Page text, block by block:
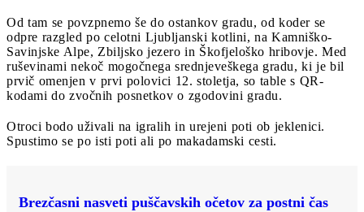
Od tam se povzpnemo še do ostankov gradu, od koder se
odpre razgled po celotni Ljubljanski kotlini, na Kamniško-
Savinjske Alpe, Zbiljsko jezero in Škofjeloško hribovje. Med
ruševinami nekoč mogočnega srednjeveškega gradu, ki je bil
prvič omenjen v prvi polovici 12. stoletja, so table s QR-
kodami do zvočnih posnetkov o zgodovini gradu.
Otroci bodo uživali na igralih in urejeni poti ob jeklenici.
Spustimo se po isti poti ali po makadamski cesti.
Brezčasni nasveti puščavskih očetov za postni čas